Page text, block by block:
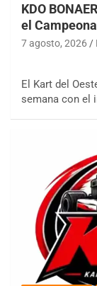
KDO
el
7 agosto, 2026
El Kart del
semana con el